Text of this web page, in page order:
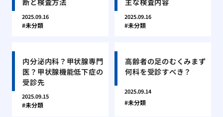
2025.09.16
未分類
2025.09.16
未分類
内分泌内科？甲状腺専門
医？甲状腺機能低下症の
受診先
2025.09.15
未分類
高齢者の足のむくみまず
何科を受診すべき？
2025.09.14
未分類